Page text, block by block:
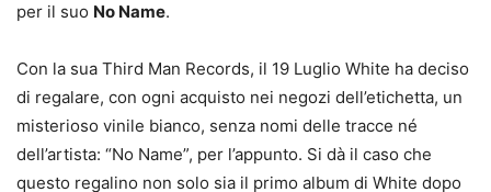
per il suo No Name.
Con la sua Third Man Records, il 19 Luglio White ha deciso
di regalare, con ogni acquisto nei negozi dell’etichetta, un
misterioso vinile bianco, senza nomi delle tracce né
dell’artista: “No Name”, per l’appunto. Si dà il caso che
questo regalino non solo sia il primo album di White dopo